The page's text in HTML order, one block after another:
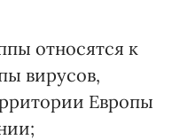
относятся к
вирусов,
Европы